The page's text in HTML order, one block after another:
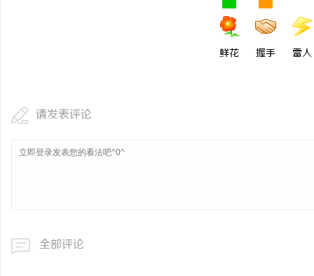
鲜花 握手 雷人
请发表评论
全部评论